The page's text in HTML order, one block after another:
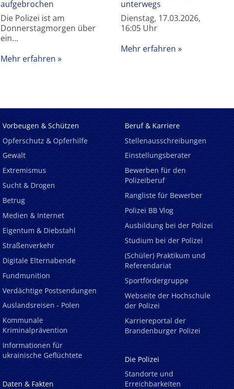
aufgebrochen
Die Polizei ist am
Donnerstagmorgen über
ein…
Mehr erfahren
unterwegs
Dienstag, 17.03.2026,
16:05 Uhr
Mehr erfahren
Vorbeugen & Schützen
Opferschutz & Opferhilfe
Gewalt
Extremismus
Sucht & Drogen
Betrug
Medien & Internet
Eigentum & Diebstahl
Straßenverkehr
Digitale Elternabende
Fundmunition
Verdächtige Postsendungen
Auslandsreisen - Polen
Kommunale
Kriminalprävention
Informationen für
ukrainische Geflüchtete
Daten & Fakten
Beruf & Karriere
Stellenausschreibungen
Einstellungsberater
Bewerben für den
Polizeiberuf
Rangliste für Bewerber
Polizei BB Vlog
Ausbildung bei der Polizei
Studium bei der Polizei
(Schüler) Praktikum und
Referendariat
Sportfördergruppe
Webseite der Hochschule
der Polizei
Karriereportal der
Brandenburger Polizei
Die Polizei
Standorte und
Erreichbarkeiten